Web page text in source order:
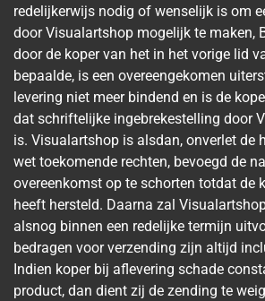
redelijkerwijs nodig of wenselijk is om
door Visualartshop mogelijk te maken,
door de koper van het in het vorige lid
bepaalde, is een overeengekomen
levering niet meer bindend en is de
dat schriftelijke ingebrekestelling door
is. Visualartshop is alsdan, onverlet de
wet toekomende rechten, bevoegd de
overeenkomst op te schorten totdat de
heeft hersteld. Daarna zal
alsnog binnen een redelijke termijn
bedragen voor verzending zijn altijd
Indien koper bij aflevering schade
product, dan dient zij de zending te